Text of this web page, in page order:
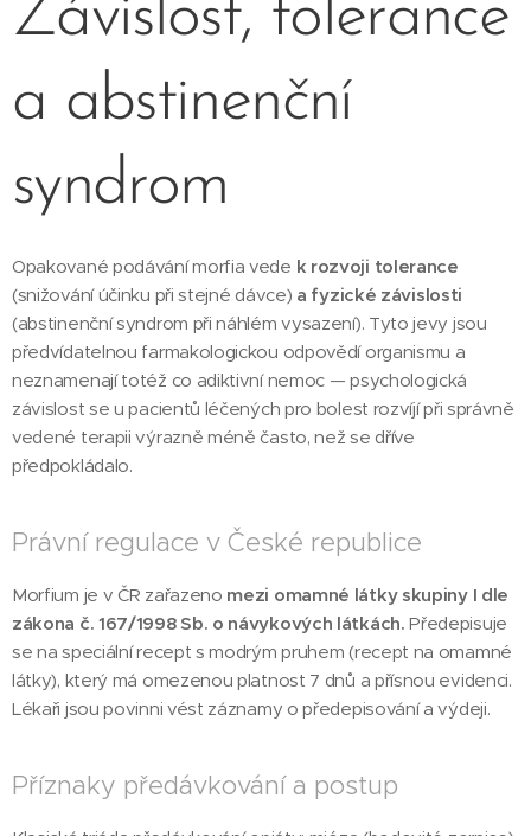
Závislost, tolerance
a abstinenční
syndrom
Opakované podávání morfia vede k rozvoji tolerance
(snižování účinku při stejné dávce) a fyzické závislosti
(abstinenční syndrom při náhlém vysazení). Tyto jevy jsou
předvídatelnou farmakologickou odpovědí organismu a
neznamenají totéž co adiktivní nemoc — psychologická
závislost se u pacientů léčených pro bolest rozvíjí při správně
vedené terapii výrazně méně často, než se dříve
předpokládalo.
Právní regulace v České republice
Morfium je v ČR zařazeno mezi omamné látky skupiny I dle
zákona č. 167/1998 Sb. o návykových látkách. Předepisuje
se na speciální recept s modrým pruhem (recept na omamné
látky), který má omezenou platnost 7 dnů a přísnou evidenci.
Lékaři jsou povinni vést záznamy o předepisování a výdeji.
Příznaky předávkování a postup